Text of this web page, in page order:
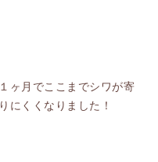
１ヶ月でここまでシワが寄
りにくくなりました！